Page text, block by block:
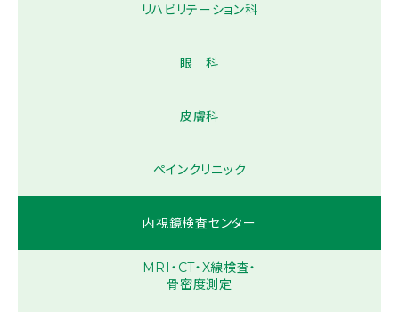
リハビリテーション科
眼 科
皮膚科
ペインクリニック
内視鏡検査センター
MRI・CT・X線検査・
骨密度測定